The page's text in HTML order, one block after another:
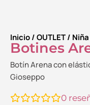
Inicio/OUTLET/ Niña
Botines
Botín Arena con
Gioseppo
0